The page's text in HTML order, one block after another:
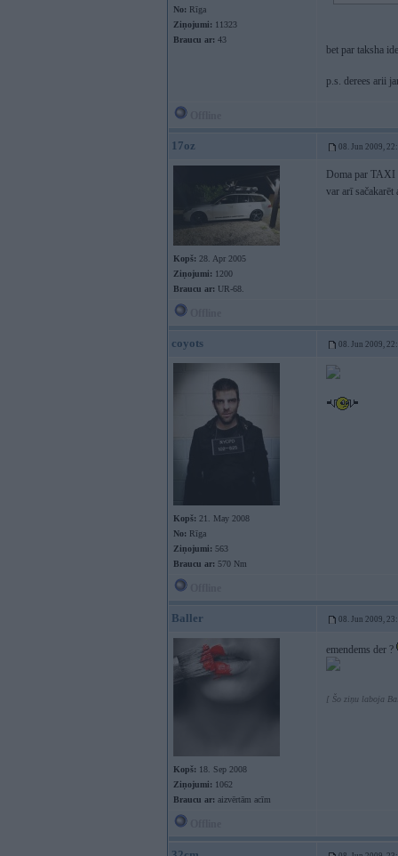
No: Rīga
Ziņojumi: 11323
Braucu ar: 43
bet par taksha
p.s. derees arii
17oz 08. Jun 2009,
Kopš: 28. Apr 2005
Ziņojumi: 1200
Braucu ar: UR-68.
Doma par TAXI
var arī
coyots 08. Jun 2009,
Kopš: 21. May 2008
No: Rīga
Ziņojumi: 563
Braucu ar: 570 Nm
Baller 08. Jun 2009,
Kopš: 18. Sep 2008
Ziņojumi: 1062
Braucu ar: aizvērtām acīm
emendems der ?
[ Šo ziņu laboja